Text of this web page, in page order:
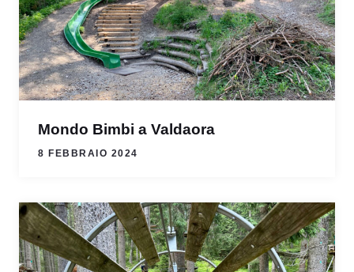
Mondo Bimbi a Valdaora
8 FEBBRAIO 2024